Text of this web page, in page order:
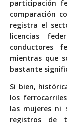
participación
comparación
registra el
licencias
conductores
mientras que
bastante
Si bien,
los
las mujeres ni
registros de